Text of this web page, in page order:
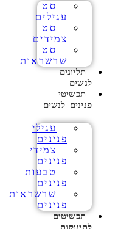
סט
עגילים
סט
צמידים
סט
שרשראות
תליונים
לנשים
תכשיטי
פנינים לנשים
עגילי
פנינים
צמידי
פנינים
טבעות
פנינים
שרשראות
פנינים
תכשיטים